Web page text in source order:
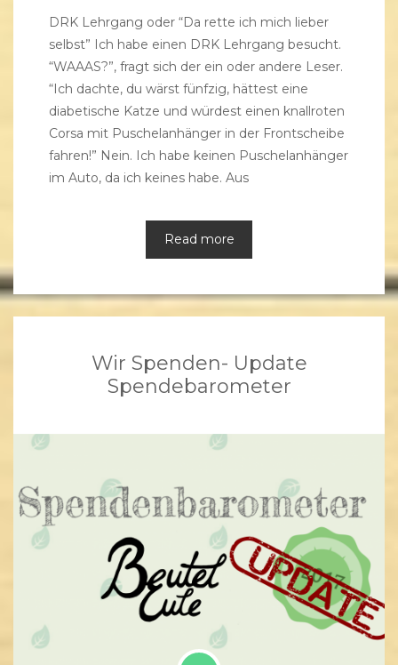
DRK Lehrgang oder “Da rette ich mich lieber
selbst” Ich habe einen DRK Lehrgang besucht.
“WAAAS?”, fragt sich der ein oder andere Leser.
“Ich dachte, du wärst fünfzig, hättest eine
diabetische Katze und würdest einen knallroten
Corsa mit Puschelanhänger in der Frontscheibe
fahren!” Nein. Ich habe keinen Puschelanhänger
im Auto, da ich keines habe. Aus
Read more
Wir Spenden- Update
Spendebarometer